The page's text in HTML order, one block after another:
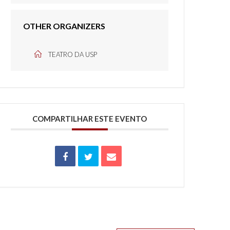
OTHER ORGANIZERS
TEATRO DA USP
COMPARTILHAR ESTE EVENTO